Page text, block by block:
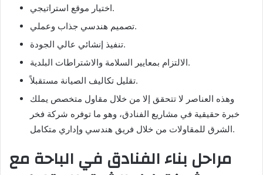
اختيار موقع استراتيجي.
تصميم هندسي جذاب وعملي.
تنفيذ إنشائي عالي الجودة.
الالتزام بمعايير السلامة والاشتراطات البلدية.
تقليل تكاليف الصيانة مستقبلاً.
وهذه العناصر لا تتحقق إلا من خلال مقاول متخصص يملك
خبرة حقيقية في مشاريع الفنادق، وهو ما توفره شركة فخر
الشرق للمقاولات من خلال فريق هندسي وإداري متكامل.
مراحل بناء الفنادق في الباحة مع